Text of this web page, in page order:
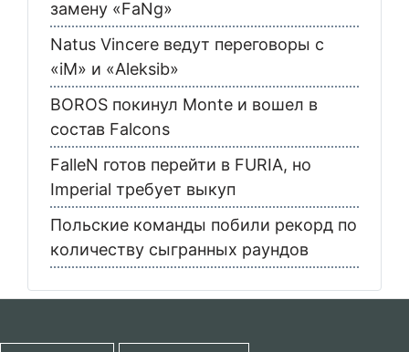
замену «FaNg»
Natus Vincere ведут переговоры с
«iM» и «Aleksib»
BOROS покинул Monte и вошел в
состав Falcons
FalleN готов перейти в FURIA, но
Imperial требует выкуп
Польские команды побили рекорд по
количеству сыгранных раундов